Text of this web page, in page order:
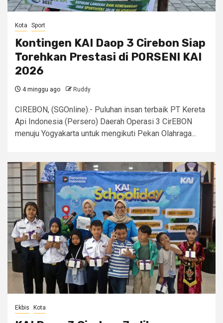
Kota Sport
Kontingen KAI Daop 3 Cirebon Siap
Torehkan Prestasi di PORSENI KAI
2026
4 minggu ago Ruddy
CIREBON, (SGOnline).- Puluhan insan terbaik PT Kereta
Api Indonesia (Persero) Daerah Operasi 3 CirEBON
menuju Yogyakarta untuk mengikuti Pekan Olahraga...
Ekbis Kota